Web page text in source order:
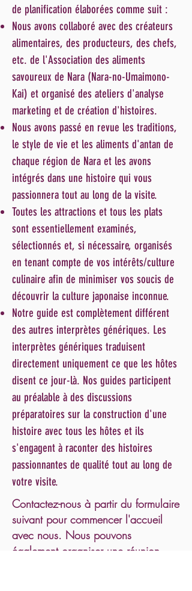
de planification élaborées comme suit :
Nous avons collaboré avec des créateurs
alimentaires, des producteurs, des chefs,
etc. de l'Association des aliments
savoureux de Nara (Nara-no-Umaimono-
Kai) et organisé des ateliers d'analyse
marketing et de création d'histoires.
Nous avons passé en revue les traditions,
le style de vie et les aliments d'antan de
chaque région de Nara et les avons
intégrés dans une histoire qui vous
passionnera tout au long de la visite.
Toutes les attractions et tous les plats
sont essentiellement examinés,
sélectionnés et, si nécessaire, organisés
en tenant compte de vos intérêts/culture
culinaire afin de minimiser vos soucis de
découvrir la culture japonaise inconnue.
Notre guide est complètement différent
des autres interprètes génériques. Les
interprètes génériques traduisent
directement uniquement ce que les hôtes
disent ce jour-là. Nos guides participent
au préalable à des discussions
préparatoires sur la construction d'une
histoire avec tous les hôtes et ils
s'engagent à raconter des histoires
passionnantes de qualité tout au long de
votre visite.
Contactez-nous à partir du formulaire
suivant pour commencer l'accueil
avec nous. Nous pouvons
également organiser une réunion